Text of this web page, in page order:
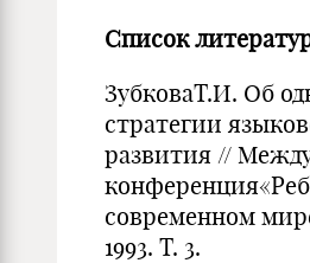
Список
ЗубковаТ.И. Об
стратегии
развития //
современном
1993. Т. 3.